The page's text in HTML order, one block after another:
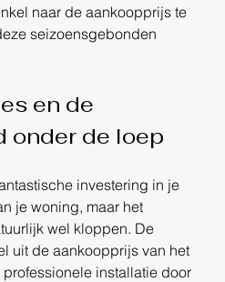
naar de aankoopprijs te
seizoensgebonden
en de
onder de loep
investering in je
je woning, maar het
wel kloppen. De
uit de aankoopprijs van het
installatie door